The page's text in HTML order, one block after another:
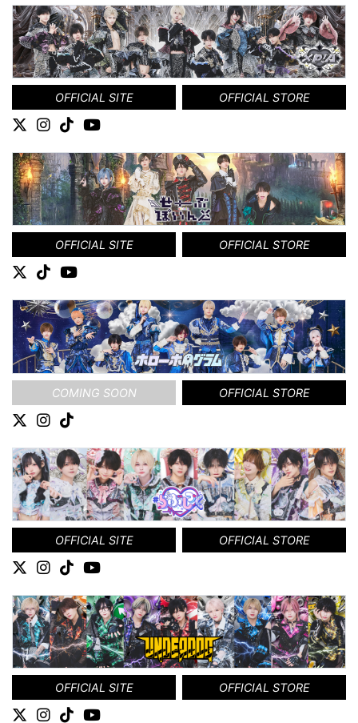
OFFICIAL SITE OFFICIAL STORE
OFFICIAL SITE OFFICIAL STORE
COMING SOON OFFICIAL STORE
OFFICIAL SITE OFFICIAL STORE
OFFICIAL SITE OFFICIAL STORE